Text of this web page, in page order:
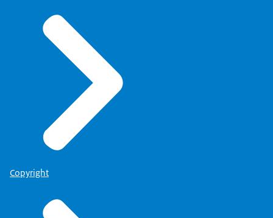
Copyright